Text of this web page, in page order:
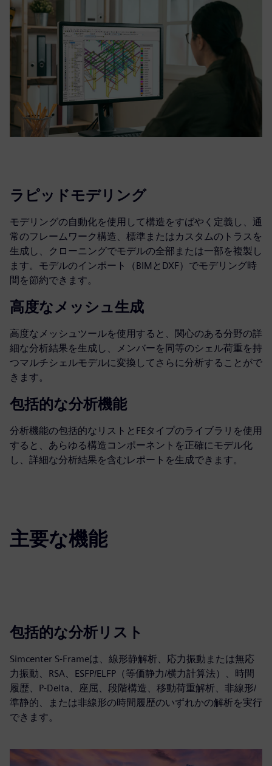
ラピッドモデリング
モデリングの自動化を使用して構造をすばやく定義し、通
常のフレームワーク構造、標準またはカスタムのトラスを
生成し、クローニングでモデルの全部または一部を複製し
ます。モデルのインポート（BIMとDXF）でモデリング時
間を節約できます。
高度なメッシュ生成
高度なメッシュツールを使用すると、関心のある分野の詳
細な分析結果を生成し、メンバーを同等のシェル荷重を持
つマルチシェルモデルに変換してさらに分析することがで
きます。
包括的な分析機能
分析機能の包括的なリストとFEタイプのライブラリを使用
すると、あらゆる構造コンポーネントを正確にモデル化
し、詳細な分析結果を含むレポートを生成できます。
主要な機能
包括的な分析リスト
Simcenter S-Frameは、線形静解析、応力振動または無応
力振動、RSA、ESFP/ELFP（等価静力/横力計算法）、時間
履歴、P-Delta、座屈、段階構造、移動荷重解析、非線形/
準静的、または非線形の時間履歴のいずれかの解析を実行
できます。